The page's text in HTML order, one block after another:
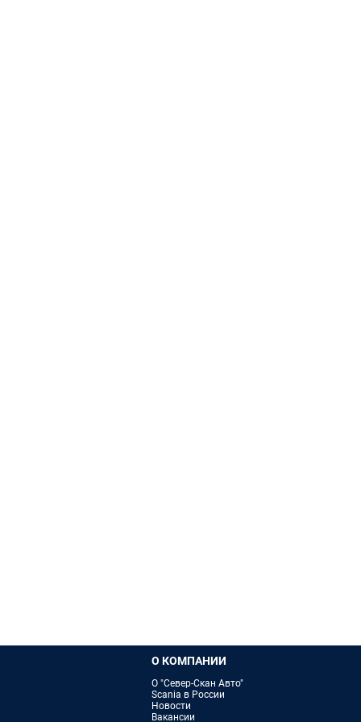
О КОМПАНИИ
О "Север-Скан Авто"
Scania в России
Новости
Вакансии